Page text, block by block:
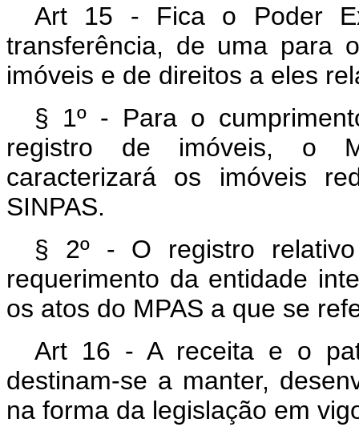
Art 15 - Fica o Poder
transferência, de uma para
imóveis e de direitos a eles
§ 1º - Para o
registro de imóveis, o
caracterizará os imóveis
SINPAS.
§ 2º - O registro
requerimento da entidade
os atos do MPAS a que se
Art 16 - A receita e o
destinam-se a manter,
na forma da legislação em